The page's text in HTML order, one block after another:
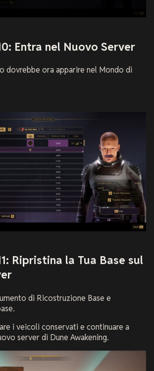
Entra nel Nuovo Server
dovrebbe ora apparire nel Mondo di
Ripristina la Tua Base sul
di Ricostruzione Base e
i veicoli conservati e continuare a
server di Dune Awakening.